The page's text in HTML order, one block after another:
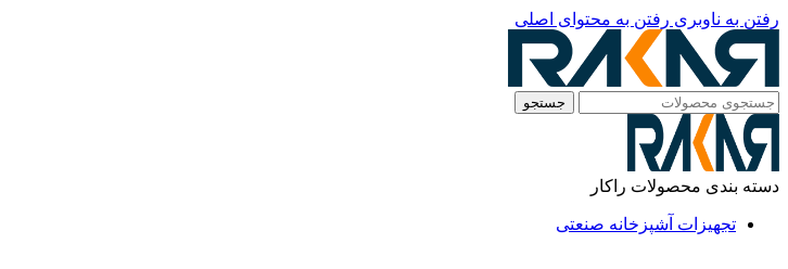
رفتن به ناوبری رفتن به محتوای اصلی
جستجو
دسته بندی محصولات راکار
تجهیزات آشپزخانه صنعتی